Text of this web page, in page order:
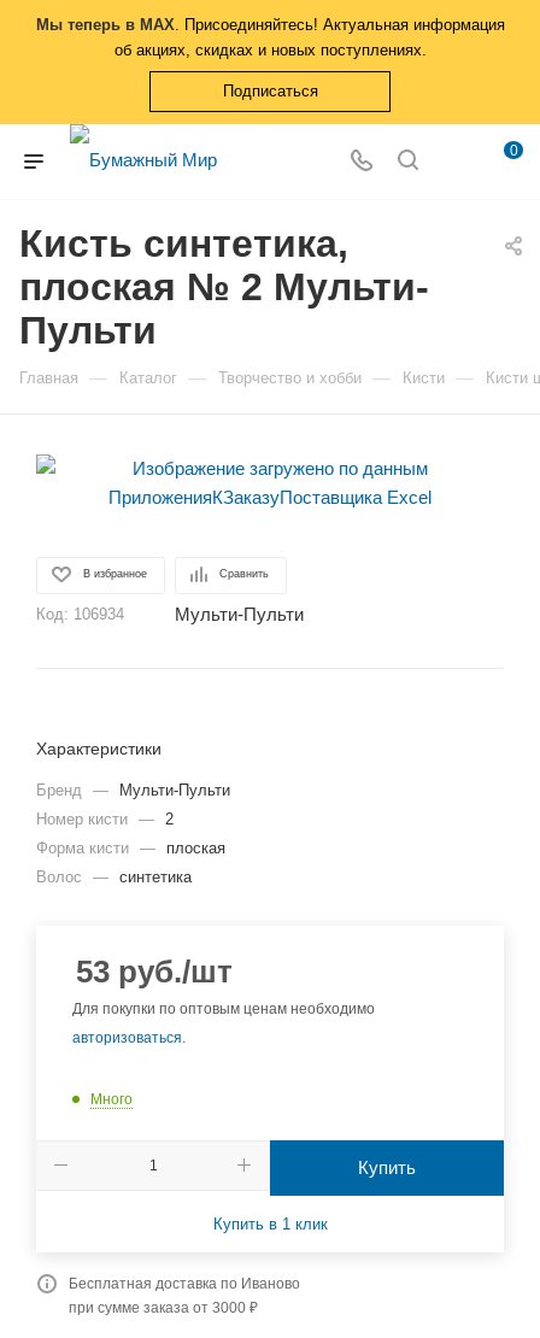
Мы теперь в MAX. Присоединяйтесь! Актуальная информация
об акциях, скидках и новых поступлениях.
Подписаться
0
Кисть синтетика,
плоская № 2 Мульти-
Пульти
Главная — Каталог — Творчество и хобби — Кисти — Кисти
В избранное Сравнить
Код: 106934 Мульти-Пульти
Характеристики
Бренд —
Мульти-Пульти
Номер кисти — 2
Форма кисти —
плоская
Волос
— синтетика
53 руб./шт
Для покупки по оптовым ценам необходимо
авторизоваться.
Много
Купить
Купить в 1 клик
Бесплатная доставка по Иваново
при сумме заказа от 3000 ₽